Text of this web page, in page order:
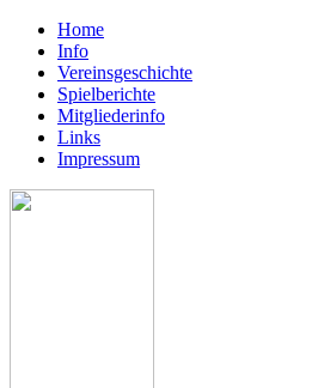
Home
Info
Vereinsgeschichte
Spielberichte
Mitgliederinfo
Links
Impressum